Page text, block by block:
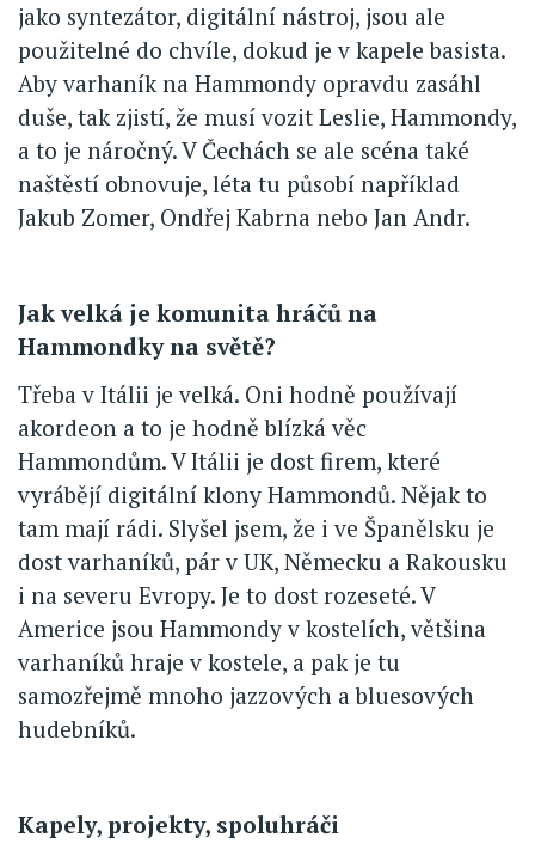
jako syntezátor, digitální nástroj, jsou ale
použitelné do chvíle, dokud je v kapele basista.
Aby varhaník na Hammondy opravdu zasáhl
duše, tak zjistí, že musí vozit Leslie, Hammondy,
a to je náročný. V Čechách se ale scéna také
naštěstí obnovuje, léta tu působí například
Jakub Zomer, Ondřej Kabrna nebo Jan Andr.
Jak velká je komunita hráčů na
Hammondky na světě?
Třeba v Itálii je velká. Oni hodně používají
akordeon a to je hodně blízká věc
Hammondům. V Itálii je dost firem, které
vyrábějí digitální klony Hammondů. Nějak to
tam mají rádi. Slyšel jsem, že i ve Španělsku je
dost varhaníků, pár v UK, Německu a Rakousku
i na severu Evropy. Je to dost rozeseté. V
Americe jsou Hammondy v kostelích, většina
varhaníků hraje v kostele, a pak je tu
samozřejmě mnoho jazzových a bluesových
hudebníků.
Kapely, projekty, spoluhráči